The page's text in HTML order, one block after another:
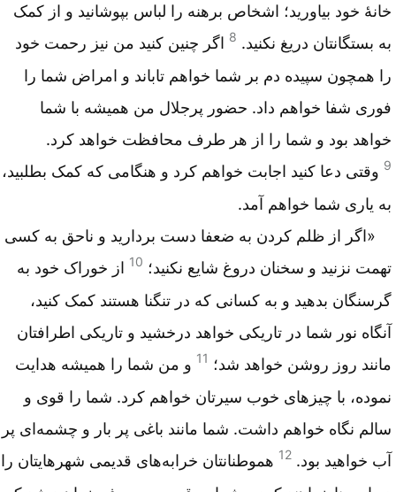
خانهٔ خود بیاورید؛ اشخاص برهنه را لباس بپوشانید و از کمک
به بستگانتان دریغ نکنید. 8 اگر چنین کنید من نیز رحمت خود
را همچون سپیده دم بر شما خواهم تاباند و امراض شما را
فوری شفا خواهم داد. حضور پرجلال من همیشه با شما
خواهد بود و شما را از هر طرف محافظت خواهد کرد.
9 وقتی دعا کنید اجابت خواهم کرد و هنگامی که کمک بطلبید،
به یاری شما خواهم آمد.
«اگر از ظلم کردن به ضعفا دست بردارید و ناحق به کسی
تهمت نزنید و سخنان دروغ شایع نکنید؛ 10 از خوراک خود به
گرسنگان بدهید و به کسانی که در تنگنا هستند کمک کنید،
آنگاه نور شما در تاریکی خواهد درخشید و تاریکی اطرافتان
مانند روز روشن خواهد شد؛ 11 و من شما را همیشه هدایت
نموده، با چیزهای خوب سیرتان خواهم کرد. شما را قوی و
سالم نگاه خواهم داشت. شما مانند باغی پر بار و چشمه‌ای پر
آب خواهید بود. 12 هموطنانتان خرابه‌های قدیمی شهرهایتان را